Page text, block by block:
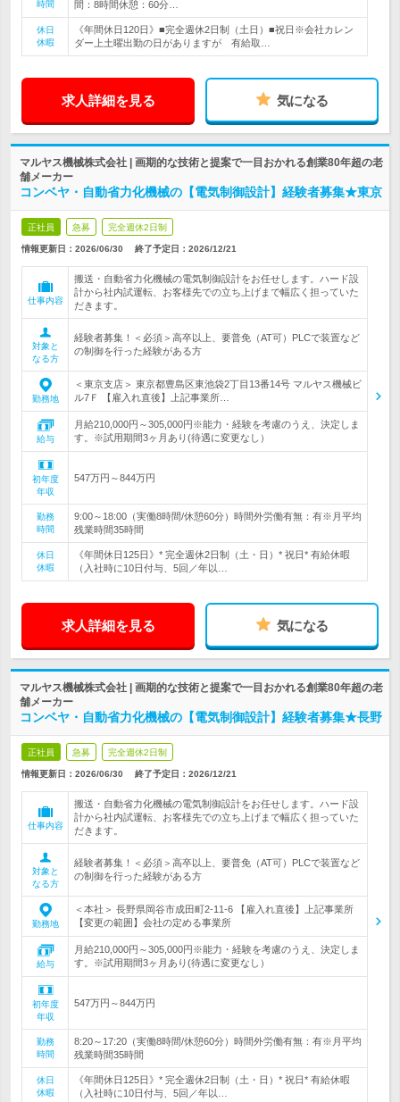
時間 間：8時間休憩：60分…
休日
休暇
《年間休日120日》■完全週休2日制（土日）■祝日※会社カレン
ダー上土曜出勤の日がありますが 有給取…
求人詳細を見る 気になる
マルヤス機械株式会社 | 画期的な技術と提案で一目おかれる創業80年超の老
舗メーカー
コンベヤ・自動省力化機械の【電気制御設計】経験者募集★東京
正社員 急募 完全週休2日制
情報更新日：2026/06/30 終了予定日： 2026/12/21
仕事内容
搬送・自動省力化機械の電気制御設計をお任せします。ハード設
計から社内試運転、お客様先での立ち上げまで幅広く担っていた
だきます。
対象と
なる方
経験者募集！＜必須＞高卒以上、要普免（AT可）PLCで装置など
の制御を行った経験がある方
勤務地
＜東京支店＞ 東京都豊島区東池袋2丁目13番14号 マルヤス機械ビ
ル7Ｆ 【雇入れ直後】上記事業所…
給与
月給210,000円～305,000円※能力・経験を考慮のうえ、決定しま
す。※試用期間3ヶ月あり(待遇に変更なし）
初年度
年収
547万円～844万円
勤務
時間
9:00～18:00（実働8時間/休憩60分）時間外労働有無：有※月平均
残業時間35時間
休日
休暇
《年間休日125日》* 完全週休2日制（土・日）* 祝日* 有給休暇
（入社時に10日付与、5回／年以…
求人詳細を見る 気になる
マルヤス機械株式会社 | 画期的な技術と提案で一目おかれる創業80年超の老
舗メーカー
コンベヤ・自動省力化機械の【電気制御設計】経験者募集★長野
正社員 急募 完全週休2日制
情報更新日：2026/06/30 終了予定日： 2026/12/21
仕事内容
搬送・自動省力化機械の電気制御設計をお任せします。ハード設
計から社内試運転、お客様先での立ち上げまで幅広く担っていた
だきます。
対象と
なる方
経験者募集！＜必須＞高卒以上、要普免（AT可）PLCで装置など
の制御を行った経験がある方
勤務地
＜本社＞ 長野県岡谷市成田町2-11-6 【雇入れ直後】上記事業所
【変更の範囲】会社の定める事業所
給与
月給210,000円～305,000円※能力・経験を考慮のうえ、決定しま
す。※試用期間3ヶ月あり(待遇に変更なし）
初年度
年収
547万円～844万円
勤務
時間
8:20～17:20（実働8時間/休憩60分）時間外労働有無：有※月平均
残業時間35時間
休日
休暇
《年間休日125日》* 完全週休2日制（土・日）* 祝日* 有給休暇
（入社時に10日付与、5回／年以…